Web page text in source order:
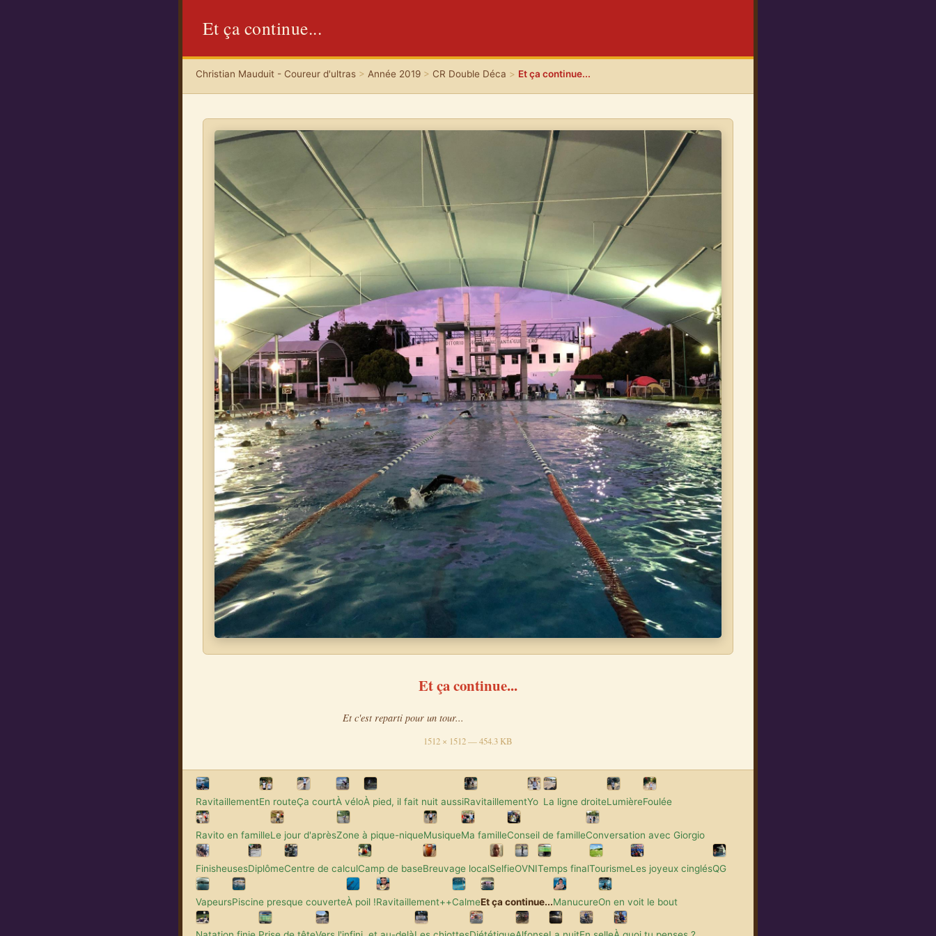
Et ça continue...
Christian Mauduit - Coureur d'ultras > Année 2019 > CR Double Déca > Et ça continue...
Et ça continue...
Et c'est reparti pour un tour...
1512 × 1512 — 454.3 KB
RavitaillementEn routeÇa courtÀ véloÀ pied, il fait nuit aussiRavitaillementYo La ligne droiteLumièreFoulée
Ravito en familleLe jour d'aprèsZone à pique-niqueMusiqueMa familleConseil de familleConversation avec Giorgio
FinisheusesDiplômeCentre de calculCamp de baseBreuvage localSelfieOVNITemps finalTourismeLes joyeux cinglésQG
VapeursPiscine presque couverteÀ poil !Ravitaillement++CalmeEt ça continue...ManucureOn en voit le bout